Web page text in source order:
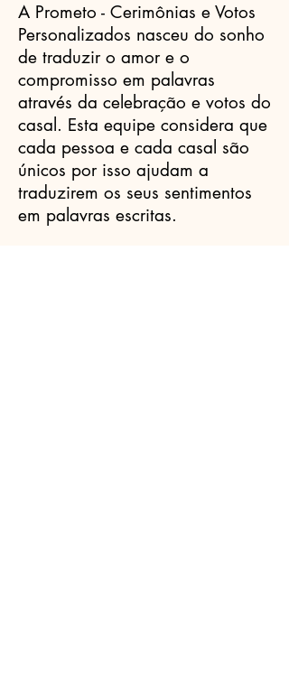
A Prometo - Cerimônias e Votos
Personalizados nasceu do sonho
de traduzir o amor e o
compromisso em palavras
através da celebração e votos do
casal. Esta equipe considera que
cada pessoa e cada casal são
únicos por isso ajudam a
traduzirem os seus sentimentos
em palavras escritas.